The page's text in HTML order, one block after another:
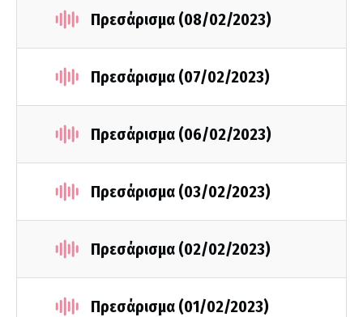
Πρεσάρισμα (08/02/2023)
Πρεσάρισμα (07/02/2023)
Πρεσάρισμα (06/02/2023)
Πρεσάρισμα (03/02/2023)
Πρεσάρισμα (02/02/2023)
Πρεσάρισμα (01/02/2023)